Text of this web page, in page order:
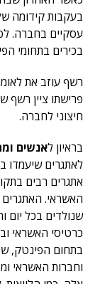
בעקבות קידומה
עסקיים בחברה.
בכירים בתחומי
פרישתו ציין רשף
חיצוני לחברה.
בראיון לאנשים
לאתגרים שיעמדו
אתגרים רבים
האשראי.
שנולדים בכל יום
כרטיסי האשראי
בתחום הפינטק,
וחברות האשראי